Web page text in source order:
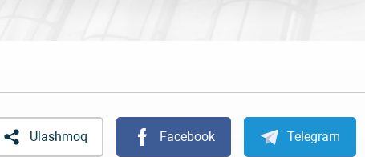
Ulashmoq Facebook Telegram